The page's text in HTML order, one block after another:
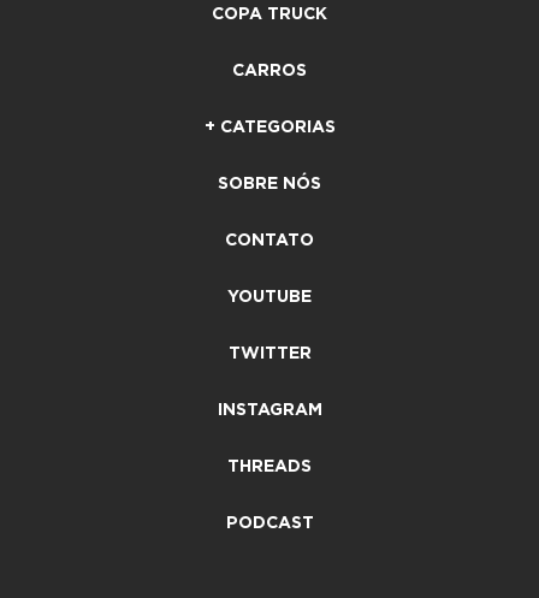
COPA TRUCK
CARROS
+ CATEGORIAS
SOBRE NÓS
CONTATO
YOUTUBE
TWITTER
INSTAGRAM
THREADS
PODCAST